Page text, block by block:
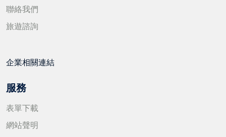
聯絡我們
旅遊諮詢
企業相關連結
服務
表單下載
網站聲明